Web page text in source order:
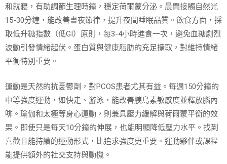
和就寢，有助調節生理時鐘，穩定荷爾蒙分泌。晨間接觸自然光
15-30分鐘，能改善晝夜節律，提升夜間睡眠品質。飲食方面，採
取低升糖指數（低GI）原則，每3-4小時進食一次，避免血糖劇烈
波動引發情緒起伏。蛋白質與健康脂肪的充足攝取，對維持情緒
平衡特別重要。
運動是天然的抗憂鬱劑，對PCOS患者尤其有益。每週150分鐘的
中等強度運動，如快走、游泳，能改善胰島素敏感度並釋放腦內
啡。瑜伽和太極等身心運動，則兼具壓力緩解與荷爾蒙平衡的效
果。即使只是每天10分鐘的伸展，也能明顯降低壓力水平。找到
喜歡且能持續的運動形式，比追求強度更重要。運動夥伴或課程
能提供額外的社交支持與動機。